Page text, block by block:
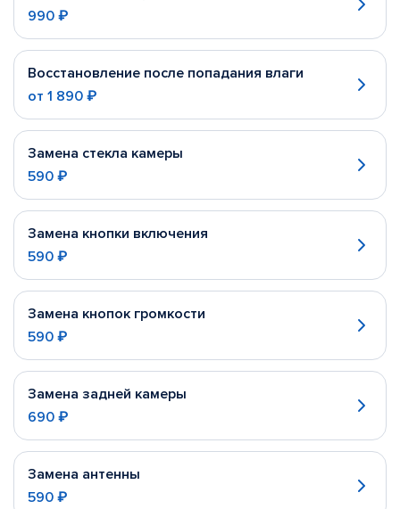
990 ₽
Восстановление после попадания влаги
от 1 890 ₽
Замена стекла камеры
590 ₽
Замена кнопки включения
590 ₽
Замена кнопок громкости
590 ₽
Замена задней камеры
690 ₽
Замена антенны
590 ₽